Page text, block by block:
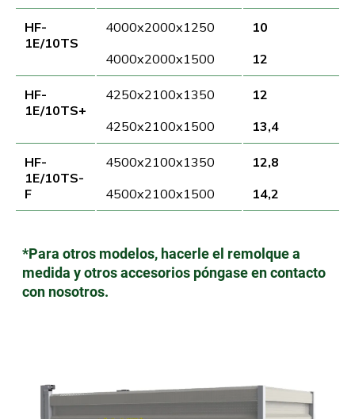
HF-
1E/10TS
4000x2000x1250
4000x2000x1500
10
12
HF-
1E/10TS+
4250x2100x1350
4250x2100x1500
12
13,4
HF-
1E/10TS-
F
4500x2100x1350
4500x2100x1500
12,8
14,2
*Para otros modelos, hacerle el remolque a
medida y otros accesorios póngase en contacto
con nosotros.